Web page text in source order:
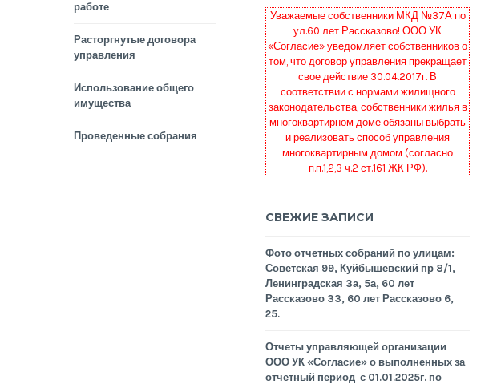
работе
Расторгнутые договора
управления
Использование общего
имущества
Проведенные собрания
Уважаемые собственники МКД №37А по
ул.60 лет Рассказово! ООО УК
«Согласие» уведомляет собственников о
том, что договор управления прекращает
свое действие 30.04.2017г. В
соответствии с нормами жилищного
законодательства, собственники жилья в
многоквартирном доме обязаны выбрать
и реализовать способ управления
многоквартирным домом (согласно
п.п.1,2,3 ч.2 ст.161 ЖК РФ).
СВЕЖИЕ ЗАПИСИ
Фото отчетных собраний по улицам:
Советская 99, Куйбышевский пр 8/1,
Ленинградская 3а, 5а, 60 лет
Рассказово 33, 60 лет Рассказово 6,
25.
Отчеты управляющей организации
ООО УК «Согласие» о выполненных за
отчетный период с 01.01.2025г. по